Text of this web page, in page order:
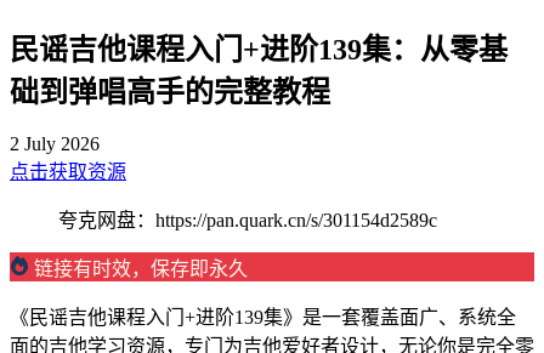
民谣吉他课程入门+进阶139集：从零基
础到弹唱高手的完整教程
2 July 2026
点击获取资源
夸克网盘：https://pan.quark.cn/s/301154d2589c
链接有时效，保存即永久
《民谣吉他课程入门+进阶139集》是一套覆盖面广、系统全
面的吉他学习资源，专门为吉他爱好者设计，无论你是完全零